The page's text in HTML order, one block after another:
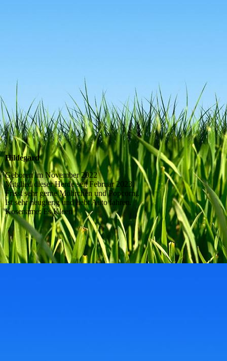
Vicky
Hildegard
Geboren im November 2022
Mitglied dieser Herde seit Februar 2023.
Frisst sehr gerne Möhrchen und Popcorn..
Ist sehr neugierig und liebt Auto fahren.
Kosename: Es Kleen